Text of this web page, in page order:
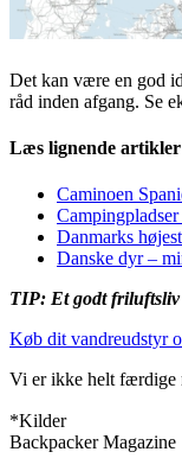
Det kan være en god
råd inden afgang. Se
Læs lignende
Caminoen
Danmarks
Danske dyr –
TIP: Et godt
Køb dit vandreudstyr
Vi er ikke helt færdige
*Kilder
Backpacker Magazine